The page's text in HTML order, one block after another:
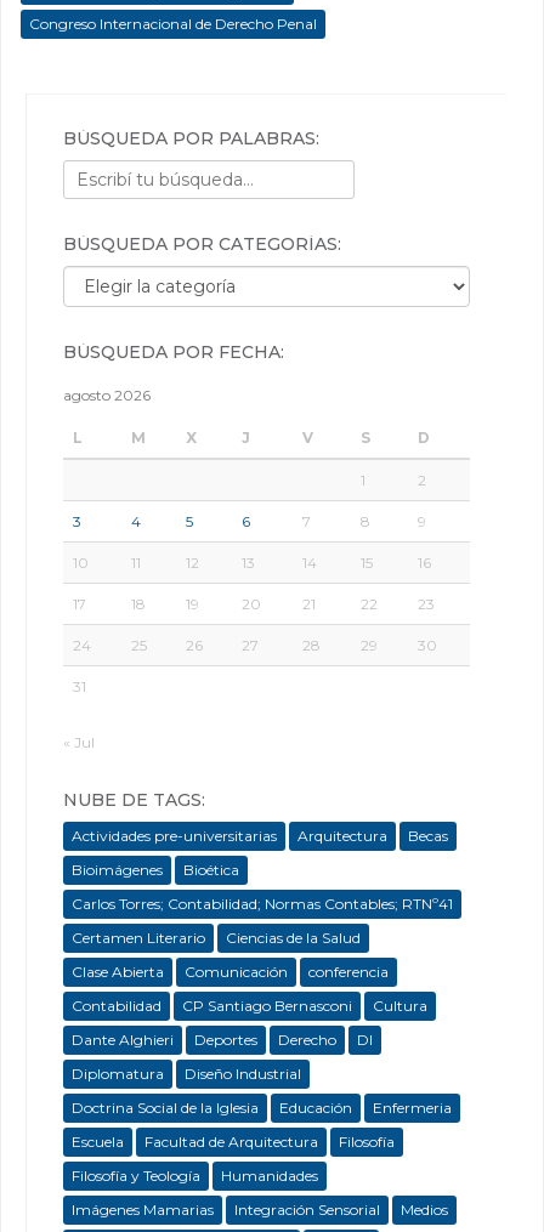
Congreso Internacional de Derecho Penal
BÚSQUEDA POR PALABRAS:
BÚSQUEDA POR CATEGORÍAS:
Búsqueda por categorías:
BÚSQUEDA POR FECHA:
agosto 2026
L M X J V S D
1 2
3 4 5 6 7 8 9
10 11 12 13 14 15 16
17 18 19 20 21 22 23
24 25 26 27 28 29 30
31
« Jul
NUBE DE TAGS:
Actividades pre-universitarias Arquitectura
Becas
Bioimágenes
Bioética
Carlos Torres; Contabilidad; Normas Contables; RTNº41
Certamen Literario
Ciencias de la Salud
Clase Abierta
Comunicación
conferencia
Contabilidad
CP Santiago Bernasconi
Cultura
Dante Alghieri
Deportes Derecho
DI
Diplomatura
Diseño Industrial
Doctrina Social de la Iglesia
Educación
Enfermeria
Escuela
Facultad de Arquitectura
Filosofía
Filosofía y Teología
Humanidades
Imágenes Mamarias
Integración Sensorial
Medios